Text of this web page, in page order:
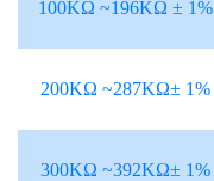
100KΩ ~196KΩ ± 1%
200KΩ ~287KΩ± 1%
300KΩ ~392KΩ± 1%